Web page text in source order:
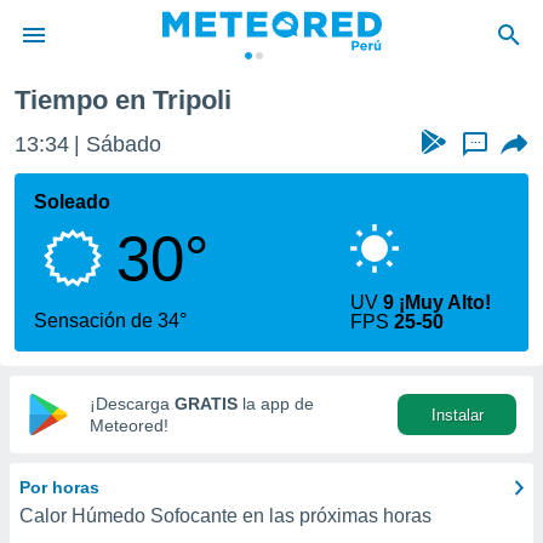
de
ha sido
calidad.
a este
las
y
digital
basada
Tiempo en Tripoli
13:34 Sábado ...
Soleado
30°
Sensación de 34°
UV9 ¡Muy Alto!
FPS25-50
¡Descarga GRATIS la app de
Meteored!
Instalar
Por horas
Calor Húmedo Sofocante en las próximas horas